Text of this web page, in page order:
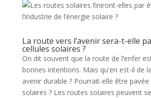
La route vers l’avenir sera-t-elle
cellules solaires ?
On dit souvent que la route de l’enfer
bonnes intentions. Mais qu'en est-il de
avenir durable ? Pourrait-elle être pavée
solaires ? Les routes solaires peuvent